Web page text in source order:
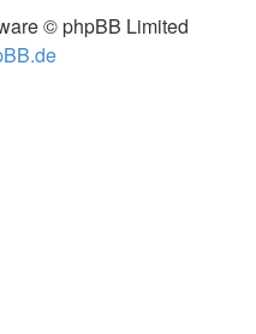
© phpBB Limited